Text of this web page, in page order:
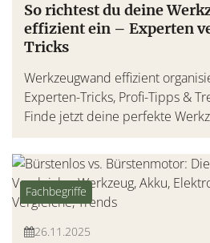
So richtest du deine
effizient ein – Experten
Tricks
Werkzeugwand effizient
Experten-Tricks, Profi-Tipps &
Finde jetzt deine perfekte
Fachbegriffe
26.11.2025